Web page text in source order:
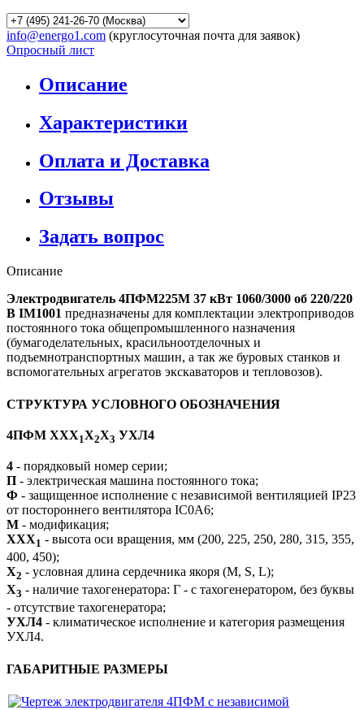
info@energo1.com (круглосуточная почта для заявок)
Опросный лист
Описание
Характеристики
Оплата и Доставка
Отзывы
Задать вопрос
Описание
Электродвигатель 4ПФМ225М 37 кВт 1060/3000 об 220/220
В IM1001 предназначены для комплектации электроприводов
постоянного тока общепромышленного назначения
(бумагоделательных, красильноотделочных и
подъемнотранспортных машин, а так же буровых станков и
вспомогательных агрегатов экскаваторов и тепловозов).
СТРУКТУРА УСЛОВНОГО ОБОЗНАЧЕНИЯ
4ПФМ ХХХ1Х2Х3 УХЛ4
4 - порядковый номер серии;
П - электрическая машина постоянного тока;
Ф - защищенное исполнение с независимой вентиляцией IP23
от постороннего вентилятора IC0A6;
М - модификация;
ХXХ1 - высота оси вращения, мм (200, 225, 250, 280, 315, 355,
400, 450);
X2 - условная длина сердечника якоря (M, S, L);
X3 - наличие тахогенератора: Г - с тахогенератором, без буквы
- отсутствие тахогенератора;
УХЛ4 - климатическое исполнение и категория размещения
УХЛ4.
ГАБАРИТНЫЕ РАЗМЕРЫ